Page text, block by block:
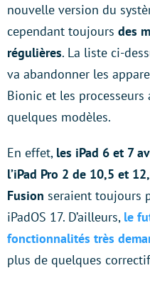
nouvelle version du
cependant toujours des
régulières. La liste ci-
va abandonner les
Bionic et les processeurs
quelques modèles.
En effet, les iPad 6 et 7
l’iPad Pro 2 de 10,5 et
Fusion seraient toujours
iPadOS 17. D’ailleurs, le
fonctionnalités très
plus de quelques